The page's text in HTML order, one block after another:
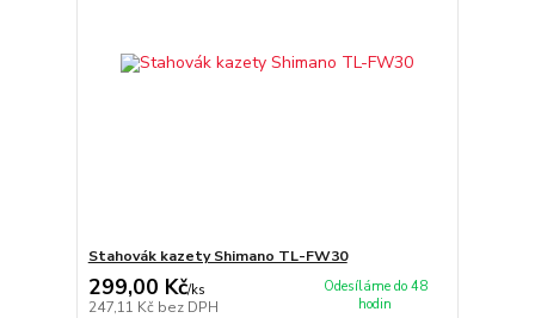
Stahovák kazety Shimano TL-FW30
299,00 Kč/ks
247,11 Kč bez DPH
Odesíláme do 48
hodin